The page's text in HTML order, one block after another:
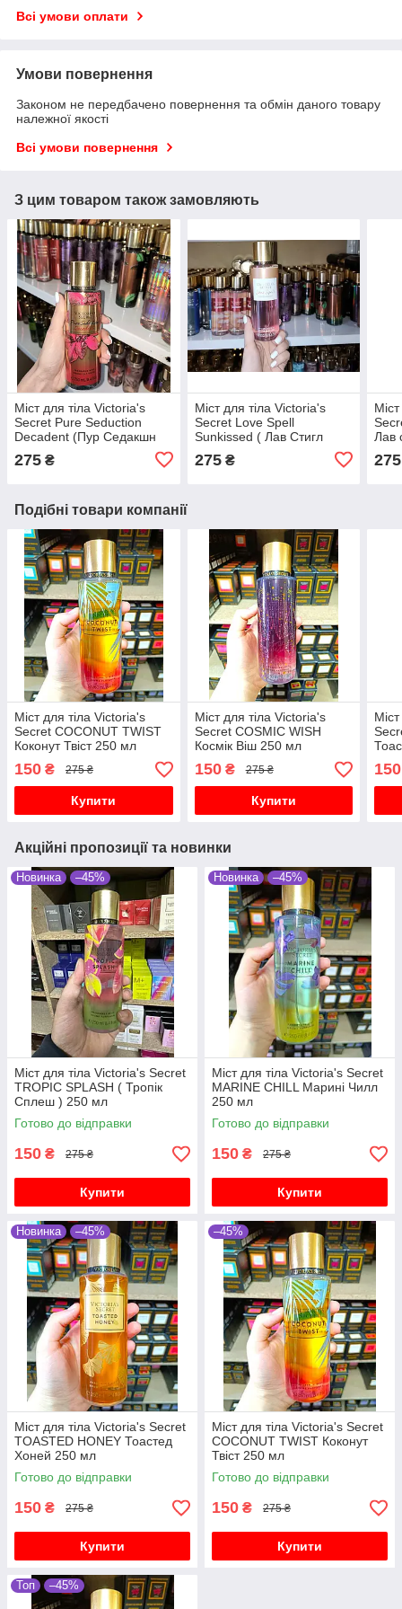
Всі умови оплати
Умови повернення
Законом не передбачено повернення та обмін даного товару
належної якості
Всі умови повернення
З цим товаром також замовляють
Міст для тіла Victoria's
Secret Pure Seduction
Decadent (Пур Седакшн
275 ₴
Міст для тіла Victoria's
Secret Love Spell
Sunkissed ( Лав Стигл
275₴
Лав
275
Подібні товари компанії
Міст для тіла Victoria's
Secret COCONUT TWIST
Коконут Твіст 250 мл
150 ₴ 275 ₴
Купити
Міст для тіла Victoria's
Secret COSMIC WISH
Космік Віш 250 мл
150₴ 275 ₴
Купити
150
Акційні пропозиції та новинки
Новинка –45%
Міст для тіла Victoria's Secret
TROPIC SPLASH ( Тропік
Сплеш ) 250 мл
Готово до відправки
150 ₴ 275 ₴
Купити
Новинка –45%
Міст для тіла Victoria's Secret
MARINE CHILL Марині Чилл
250 мл
Готово до відправки
150 ₴ 275 ₴
Купити
Новинка –45%
Міст для тіла Victoria's Secret
TOASTED HONEY Тоастед
Хоней 250 мл
Готово до відправки
150 ₴ 275 ₴
Купити
–45%
Міст для тіла Victoria's Secret
COCONUT TWIST Коконут
Твіст 250 мл
Готово до відправки
150 ₴ 275 ₴
Купити
Топ –45%